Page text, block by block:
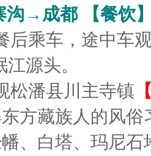
沟→成都 【餐饮
后乘车，途中车
源头。
松潘县川主寺镇
方藏族人的风
、白塔、玛尼